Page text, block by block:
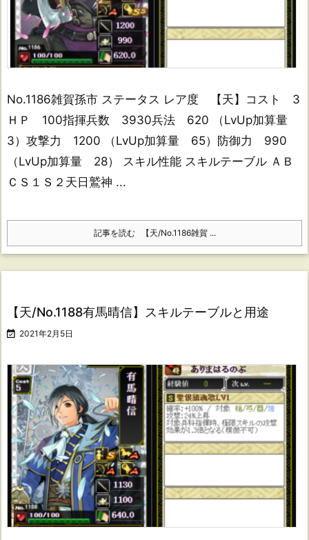
No.1186雑賀孫市 ステータス レア度 【天】コスト 3
ＨＰ 100指揮兵数 3930兵法 620 （LvUp加算量
3）攻撃力 1200 （LvUp加算量 65）防御力 990
（LvUp加算量 28） スキル性能 スキルテーブル ＡＢ
ＣＳ１Ｓ２天日鷲神 ...
記事を読む 【天/No.1186雑賀 ...
【天/No.1188有馬晴信】スキルテーブルと用途
 2021年2月5日